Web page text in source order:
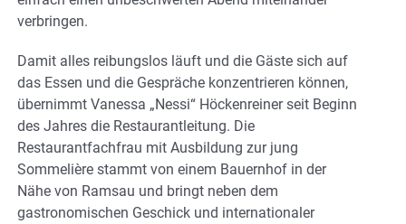
verbringen.
Damit alles reibungslos läuft und die Gäste sich auf
das Essen und die Gespräche konzentrieren können,
übernimmt Vanessa „Nessi“ Höckenreiner seit Beginn
des Jahres die Restaurantleitung. Die
Restaurantfachfrau mit Ausbildung zur jung
Sommelière stammt von einem Bauernhof in der
Nähe von Ramsau und bringt neben dem
gastronomischen Geschick und internationaler